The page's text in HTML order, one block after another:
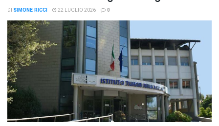
DI SIMONE RICCI 22 LUGLIO 2026 0